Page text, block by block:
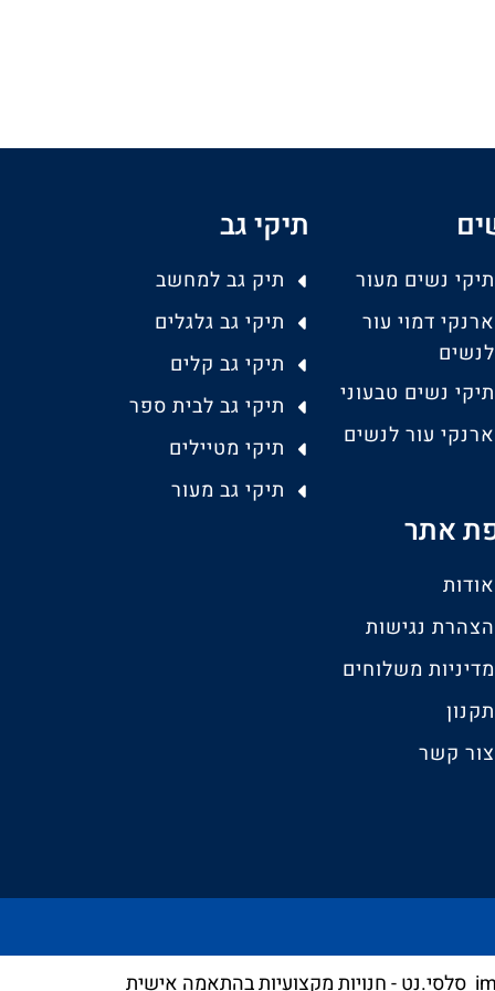
תיקי נשים מעור
ארנקי דמוי עור
לנשים
תיקי נשים טבעוני
ארנקי עור לנשים
תיקי גב
תיק גב למחשב
תיקי גב גלגלים
תיקי גב קלים
תיקי גב לבית ספר
תיקי מטיילים
תיקי גב מעור
אתר
אודות
הצהרת נגישות
מדיניות משלוחים
תקנון
צור קשר
סלסי.נט - חנויות מקצועיות בהתאמה אישית